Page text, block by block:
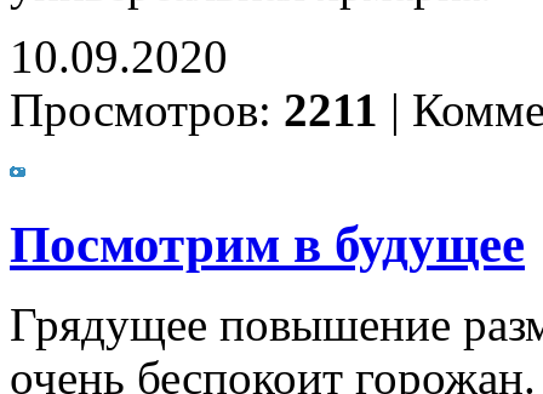
10.09.2020
Просмотров: 2211 |
Посмотрим в будущее
Грядущее повышение
очень беспокоит